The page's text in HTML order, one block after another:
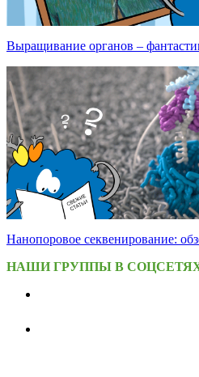
Выращивание органов –
Нанопоровое секвенирование:
НАШИ ГРУППЫ В